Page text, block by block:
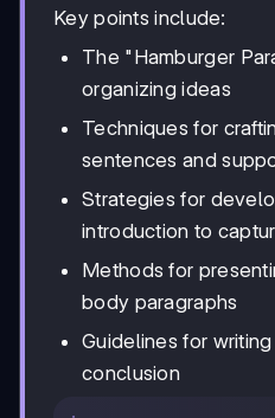
Key points include:
The "Hamburger
organizing ideas
Techniques for
sentences and
Strategies for
introduction to
Methods for
body paragraphs
Guidelines for
conclusion